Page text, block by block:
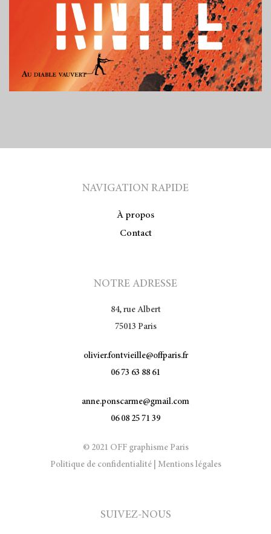
NAVIGATION RAPIDE
À propos
Contact
NOTRE ADRESSE
84, rue Albert
75013 Paris
olivier.fontvieille@offparis.fr
06 73 63 88 61
anne.ponscarme@gmail.com
06 08 25 71 39
© 2021 OFF graphisme Paris
Politique de confidentialité| Mentions légales
SUIVEZ-NOUS